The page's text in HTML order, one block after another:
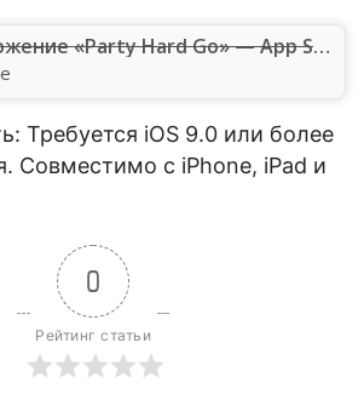
Приложение «Party Hard Go» — App Store
Требуется iOS 9.0 или более
Совместимо с iPhone, iPad и
0
Рейтинг статьи